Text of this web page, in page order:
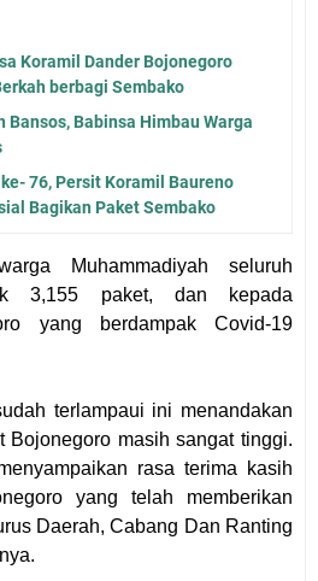
Koramil Dander Bojonegoro
berbagi Sembako
Bansos, Babinsa Himbau Warga
76, Persit Koramil Baureno
Bagikan Paket Sembako
Muhammadiyah seluruh
3,155 paket, dan kepada
yang berdampak Covid-19
terlampaui ini menandakan
Bojonegoro masih sangat tinggi.
rasa terima kasih
yang telah memberikan
Daerah, Cabang Dan Ranting